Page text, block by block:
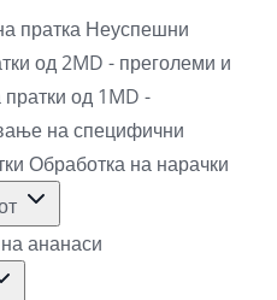
пратка Неуспешни
од 2MD - преголеми и
од 1MD -
на специфични
Обработка на нарачки
ананаси